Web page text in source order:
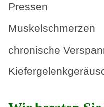
Pressen
Muskelschmerzen
chronische